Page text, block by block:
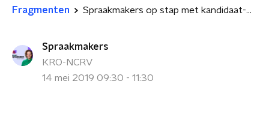
Fragmenten Spraakmakers op stap met kandidaat-Europarlementariërs: Reinier van Lanschot
Spraakmakers
KRO-NCRV
14 mei 2019 09:30 - 11:30